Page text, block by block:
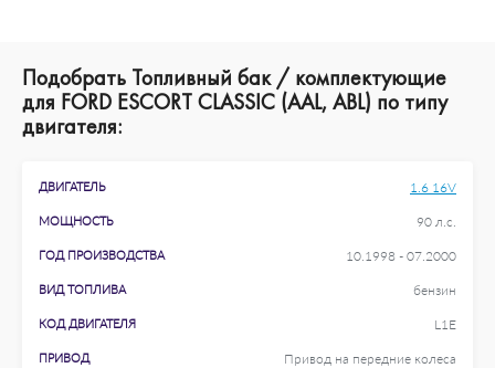
Подобрать Топливный бак / комплектующие
для FORD ESCORT CLASSIC (AAL, ABL) по типу
двигателя:
ДВИГАТЕЛЬ 1.6 16V
МОЩНОСТЬ 90 л.с.
ГОД ПРОИЗВОДСТВА 10.1998 - 07.2000
ВИД ТОПЛИВА бензин
КОД ДВИГАТЕЛЯ L1E
ПРИВОД Привод на передние колеса